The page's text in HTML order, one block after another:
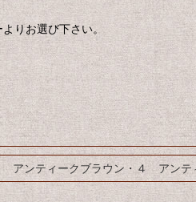
りお選び下さい。
ンティークブラウン・４ アンテ